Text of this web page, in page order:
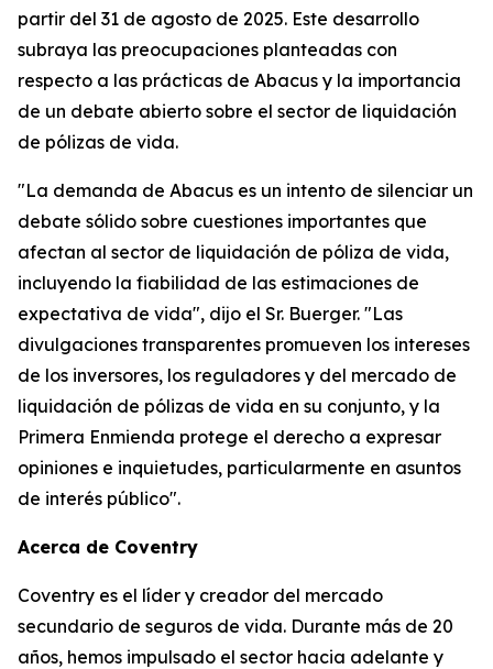
partir del 31 de agosto de 2025. Este desarrollo
subraya las preocupaciones planteadas con
respecto a las prácticas de Abacus y la importancia
de un debate abierto sobre el sector de liquidación
de pólizas de vida.
"La demanda de Abacus es un intento de silenciar un
debate sólido sobre cuestiones importantes que
afectan al sector de liquidación de póliza de vida,
incluyendo la fiabilidad de las estimaciones de
expectativa de vida", dijo el Sr. Buerger. "Las
divulgaciones transparentes promueven los intereses
de los inversores, los reguladores y del mercado de
liquidación de pólizas de vida en su conjunto, y la
Primera Enmienda protege el derecho a expresar
opiniones e inquietudes, particularmente en asuntos
de interés público".
Acerca de Coventry
Coventry es el líder y creador del mercado
secundario de seguros de vida. Durante más de 20
años, hemos impulsado el sector hacia adelante y